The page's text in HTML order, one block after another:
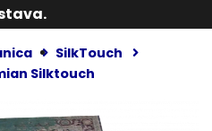
SilkTouch
Silktouch